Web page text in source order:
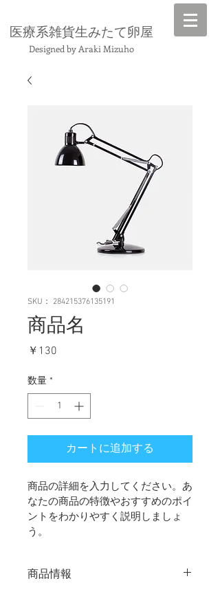
​医療系雑貨生みたて卵屋
Designed by Araki Mizuho
SKU： 284215376135191
商品名
￥130
数量 *
カートに追加する
商品の詳細を入力してください。あ
なたの商品の特徴やおすすめのポイ
ントをわかりやすく説明しましょ
う。
商品情報